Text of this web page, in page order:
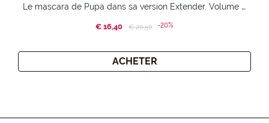
Le mascara de Pupa dans sa version Extender. Volume extension 3D. Des cils amplifiés et liftés à l’infini.
€ 16,40 Price reduced from
€ 20,50to-20%
ACHETER